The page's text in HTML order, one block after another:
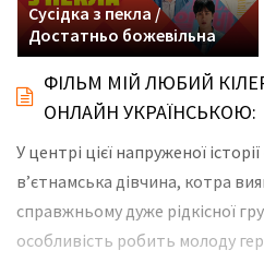
Сусідка з пекла /
Достатньо божевільна
ФІЛЬМ МІЙ ЛЮБИЙ
ОНЛАЙН УКРАЇНСЬКОЮ:
У центрі цієї напруженої
в’єтнамська дівчина, котра
справжньому дуже рідкісної
особливість робить молоду